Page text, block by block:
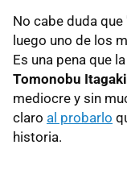
No cabe duda que
luego uno de los
Es una pena que
Tomonobu Itagaki
mediocre y sin
claro al probarlo
historia.